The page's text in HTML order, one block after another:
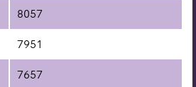
8057
7951
7657